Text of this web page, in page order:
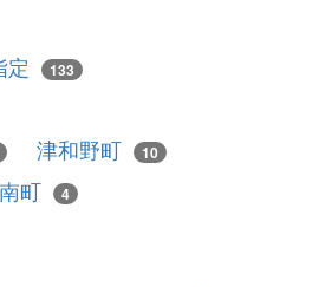
定 133
津和野町 10
町 4